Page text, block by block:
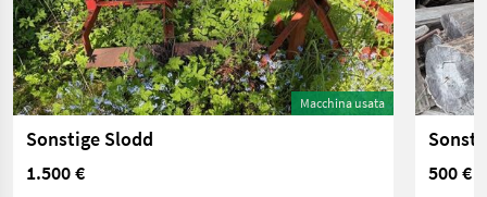
Macchina usata
Sonstige Slodd
1.500 €
500 €